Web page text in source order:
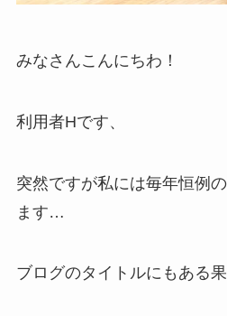
みなさんこんにちわ！
利用者Hです、
突然ですが私には毎年恒例
ます…
ブログのタイトルにもある